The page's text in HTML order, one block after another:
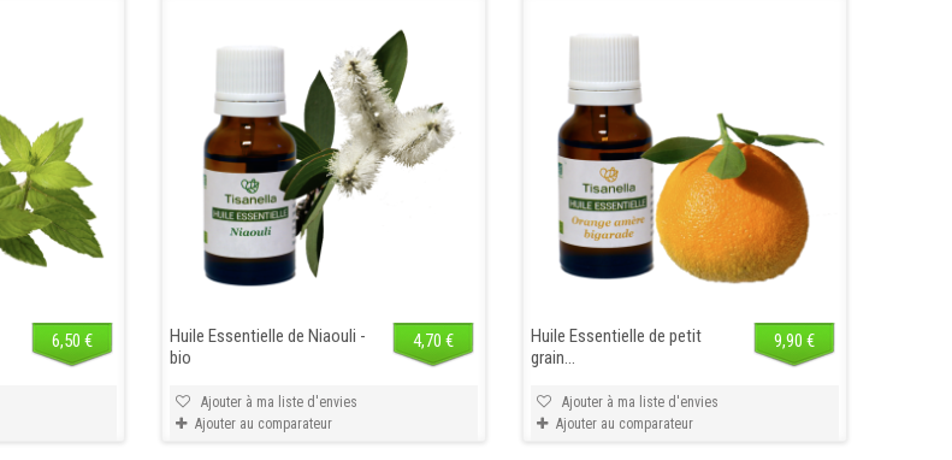
6,50 €
Huile Essentielle de Niaouli -
bio
4,70 €
Ajouter à ma liste d'envies
Ajouter au comparateur
Huile Essentielle de petit
grain...
9,90 €
Ajouter à ma liste d'envies
Ajouter au comparateur